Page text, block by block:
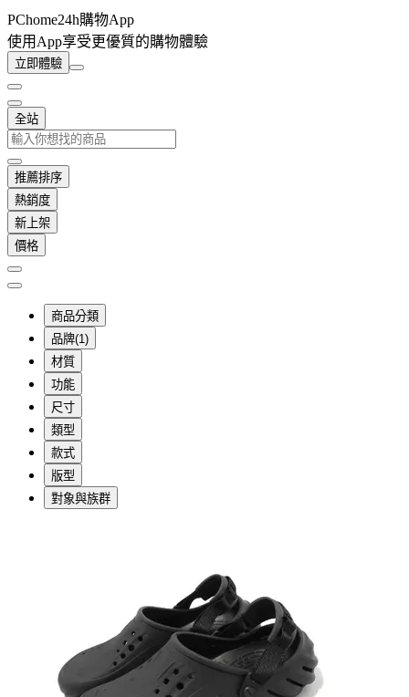
PChome24h購物App
使用App享受更優質的購物體驗
立即體驗
全站
推薦排序
熱銷度
新上架
價格
商品分類
品牌(1)
材質
功能
尺寸
類型
款式
版型
對象與族群